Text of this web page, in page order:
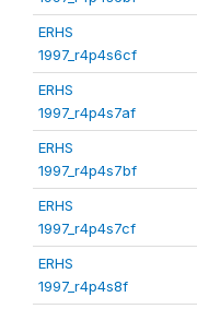
ERHS
1997_r4p4s6cf
ERHS
1997_r4p4s7af
ERHS
1997_r4p4s7bf
ERHS
1997_r4p4s7cf
ERHS
1997_r4p4s8f